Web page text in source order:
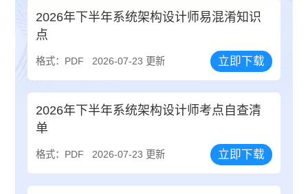
2026年下半年系统架构设计师易混淆知识
点
格式：PDF 2026-07-23 更新 立即下载
2026年下半年系统架构设计师考点自查清
单
格式：PDF 2026-07-23 更新 立即下载